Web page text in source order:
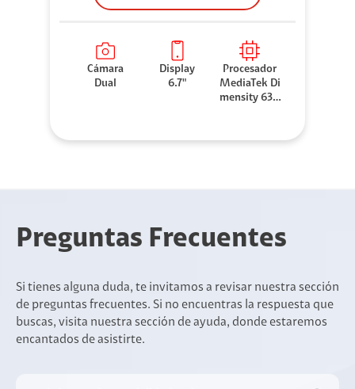
Cámara
Dual
Display
6.7"
Procesador
MediaTek Di
mensity 630
Preguntas Frecuentes
Si tienes alguna duda, te invitamos a revisar nuestra sección
de preguntas frecuentes. Si no encuentras la respuesta que
buscas, visita nuestra sección de ayuda, donde estaremos
encantados de asistirte.